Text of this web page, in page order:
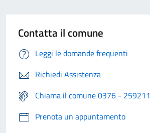
Contatta il comune
Leggi le domande frequenti
Richiedi Assistenza
Chiama il comune 0376 - 259211
Prenota un appuntamento